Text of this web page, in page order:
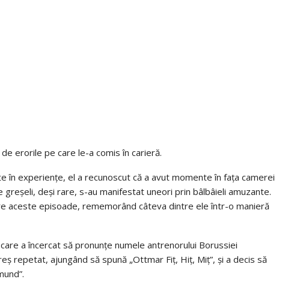
erorile pe care le-a comis în carieră.
în experiențe, el a recunoscut că a avut momente în fața camerei
deși rare, s-au manifestat uneori prin bâlbâieli amuzante.
aceste episoade, rememorând câteva dintre ele într-o manieră
a încercat să pronunțe numele antrenorului Borussiei
repetat, ajungând să spună „Ottmar Fiț, Hiț, Miț”, și a decis să